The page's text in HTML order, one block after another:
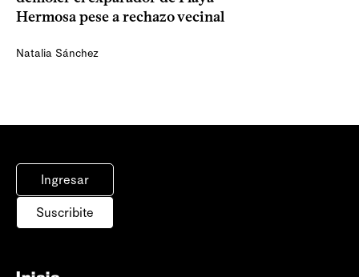
Hermosa pese a rechazo vecinal
Natalia Sánchez
Ingresar
Suscribite